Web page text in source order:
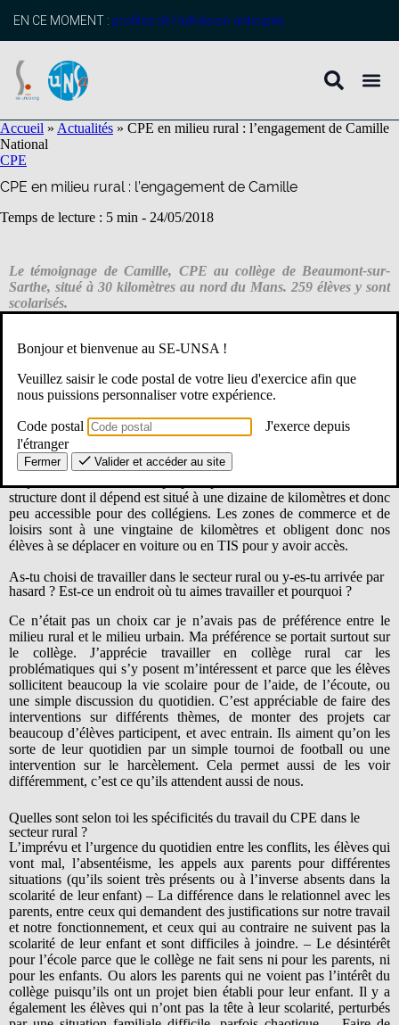
principal
EN CE MOMENT : profitez de l’adhésion anticipée
Accueil » Actualités » CPE en milieu rural : l’engagement de Camille
National
CPE
CPE en milieu rural : l’engagement de Camille
Temps de lecture : 5 min - 24/05/2018
Le témoignage de Camille, CPE au collège de Beaumont-sur-
Sarthe, situé à 30 kilomètres au nord du Mans. 259 élèves y sont
scolarisés.
brièvement ta zone géographique ?
Mans, dans le nord de la Sarthe. La population est plutôt
défavorisée, avec notamment des familles qui choisissent de
s’éloigner du Mans pour des raisons généralement financières.
Beaucoup de familles sont recomposées ou monoparentales.
Cependant, il y a également des familles de classe moyenne ou
supérieure. Sur le territoire, peu de choses sont mises en place pour
structure dont il dépend est situé à une dizaine de kilomètres et donc
peu accessible pour des collégiens. Les zones de commerce et de
loisirs sont à une vingtaine de kilomètres et obligent donc nos
élèves à se déplacer en voiture ou en TIS pour y avoir accès.
As-tu choisi de travailler dans le secteur rural ou y-es-tu arrivée par
hasard ? Est-ce un endroit où tu aimes travailler et pourquoi ?
Ce n’était pas un choix car je n’avais pas de préférence entre le
milieu rural et le milieu urbain. Ma préférence se portait surtout sur
le collège. J’apprécie travailler en collège rural car les
problématiques qui s’y posent m’intéressent et parce que les élèves
sollicitent beaucoup la vie scolaire pour de l’aide, de l’écoute, ou
une simple discussion du quotidien. C’est appréciable de faire des
interventions sur différents thèmes, de monter des projets car
beaucoup d’élèves participent, et avec entrain. Ils aiment qu’on les
sorte de leur quotidien par un simple tournoi de football ou une
intervention sur le harcèlement. Cela permet aussi de les voir
différemment, c’est ce qu’ils attendent aussi de nous.
Quelles sont selon toi les spécificités du travail du CPE dans le
secteur rural ?
L’imprévu et l’urgence du quotidien entre les conflits, les élèves qui
vont mal, l’absentéisme, les appels aux parents pour différentes
situations (qu’ils soient très présents ou à l’inverse absents dans la
scolarité de leur enfant) – La différence dans le relationnel avec les
parents, entre ceux qui demandent des justifications sur notre travail
et notre fonctionnement, et ceux qui au contraire ne suivent pas la
scolarité de leur enfant et sont difficiles à joindre. – Le désintérêt
pour l’école parce que le collège ne fait sens ni pour les parents, ni
pour les enfants. Ou alors les parents qui ne voient pas l’intérêt du
collège puisqu’ils ont un projet bien établi pour leur enfant. Il y a
également les élèves qui n’ont pas la tête à leur scolarité, perturbés
Bonjour et bienvenue au SE-UNSA !
Veuillez saisir le code postal de votre lieu d'exercice afin que
nous puissions personnaliser votre expérience.
Code postal
J'exerce depuis
l'étranger
Fermer Valider et accéder au site